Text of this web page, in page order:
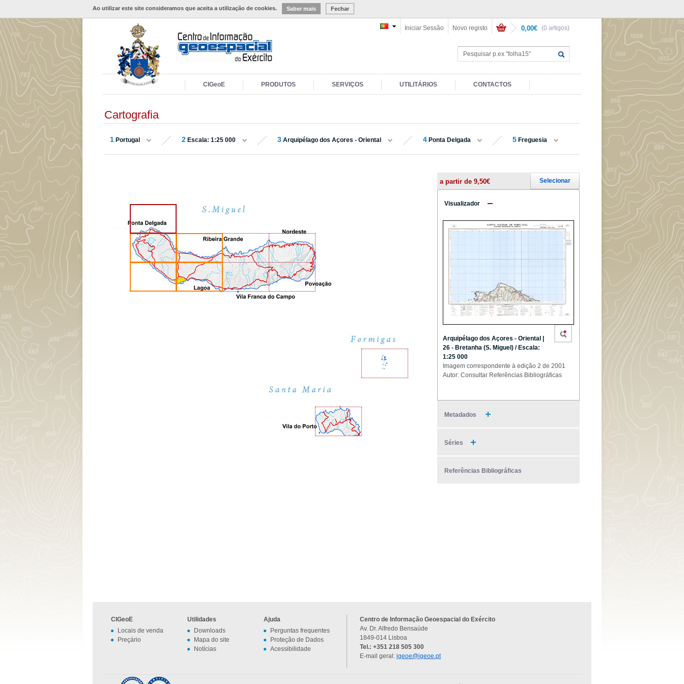
Ao utilizar este site consideramos que aceita a utilização de cookies. Saber mais Fechar
(0 artigos)
0,00€
Novo registo
Iniciar Sessão
CIGeoE PRODUTOS SERVIÇOS UTILITÁRIOS CONTACTOS
Cartografia
1 Portugal 2 Escala: 1:25 000 3 Arquipélago dos Açores - Oriental 4 Ponta Delgada 5 Freguesia
a partir de 9,50€ Selecionar
Visualizador
Arquipélago dos Açores - Oriental |
26 - Bretanha (S. Miguel) / Escala:
1:25 000
Imagem correspondente à edição 2 de 2001
Autor: Consultar Referências Bibliográficas
Metadados
Séries
Referências Bibliográficas
CIGeoE
Locais de venda
Preçário
Utilidades
Downloads
Mapa do site
Notícias
Ajuda
Perguntas frequentes
Proteção de Dados
Acessibilidade
Centro de Informação Geoespacial do Exército
Av. Dr. Alfredo Bensaúde
1849-014 Lisboa
Tel.: +351 218 505 300
E-mail geral: igeoe@igeoe.pt